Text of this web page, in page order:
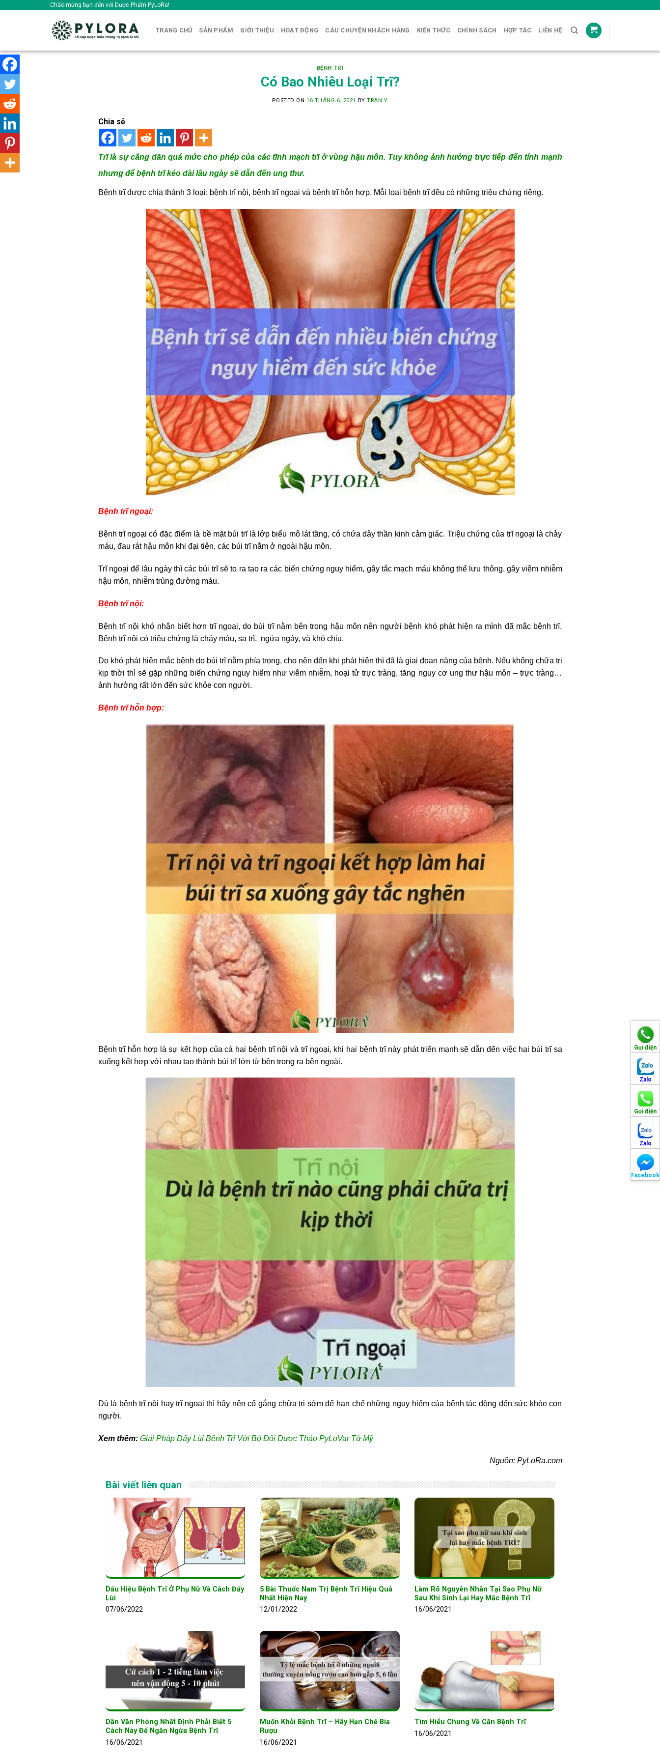
Chào mừng bạn đến với Dược Phẩm PyLoRa!
TRANG CHỦ SẢN PHẨM GIỚI THIỆU HOẠT ĐỘNG CÂU CHUYỆN KHÁCH HÀNG KIẾN THỨC CHÍNH SÁCH HỢP TÁC LIÊN HỆ
Gọi điện
Zalo
Gọi điện
Zalo
Facebook
BỆNH TRĨ
Có Bao Nhiêu Loại Trĩ?
POSTED ON 16 THÁNG 6, 2021 BYTRAN Y
Chia sẻ
Trĩ là sự căng dãn quá mức cho phép của các tĩnh mạch trĩ ở vùng hậu môn. Tuy không ảnh hưởng trực tiếp đến tính mạnh
nhưng để bệnh trĩ kéo dài lâu ngày sẽ dẫn đến ung thư.
Bệnh trĩ được chia thành 3 loại: bệnh trĩ nội, bệnh trĩ ngoại và bệnh trĩ hỗn hợp. Mỗi loại bệnh trĩ đều có những triệu chứng riêng.
Bệnh trĩ ngoại:
Bệnh trĩ ngoại có đặc điểm là bề mặt búi trĩ là lớp biểu mô lát tầng, có chứa dây thần kinh cảm giác. Triệu chứng của trĩ ngoại là chảy
máu, đau rát hậu môn khi đại tiện, các búi trĩ nằm ở ngoài hậu môn.
Trĩ ngoại để lâu ngày thì các búi trĩ sẽ to ra tạo ra các biến chứng nguy hiểm, gây tắc mạch máu không thể lưu thông, gây viêm nhiễm
hậu môn, nhiễm trùng đường máu.
Bệnh trĩ nội:
Bệnh trĩ nội khó nhận biết hơn trĩ ngoại, do búi trĩ nằm bên trong hậu môn nên người bệnh khó phát hiện ra mình đã mắc bệnh trĩ.
Bệnh trĩ nội có triệu chứng là chảy máu, sa trĩ, ngứa ngáy, và khó chịu.
Do khó phát hiện mắc bệnh do búi trĩ nằm phía trong, cho nên đến khi phát hiện thì đã là giai đoạn nặng của bệnh. Nếu không chữa trị
kịp thời thì sẽ gặp những biến chứng nguy hiểm như viêm nhiễm, hoại tử trực tràng, tăng nguy cơ ung thư hậu môn – trực tràng…
ảnh hưởng rất lớn đến sức khỏe con người.
Bệnh trĩ hỗn hợp:
Bệnh trĩ hỗn hợp là sự kết hợp của cả hai bệnh trĩ nội và trĩ ngoại, khi hai bệnh trĩ này phát triển mạnh sẽ dẫn đến việc hai búi trĩ sa
xuống kết hợp với nhau tạo thành búi trĩ lớn từ bên trong ra bên ngoài.
Dù là bệnh trĩ nội hay trĩ ngoại thì hãy nên cố gắng chữa trị sớm để hạn chế những nguy hiểm của bệnh tác động đến sức khỏe con
người.
Xem thêm: Giải Pháp Đẩy Lùi Bệnh Trĩ Với Bộ Đôi Dược Thảo PyLoVar Từ Mỹ
Nguồn: PyLoRa.com
Bài viết liên quan
Dấu Hiệu Bệnh Trĩ Ở Phụ Nữ Và Cách Đẩy
Lùi
07/06/2022
5 Bài Thuốc Nam Trị Bệnh Trĩ Hiệu Quả
Nhất Hiện Nay
12/01/2022
Làm Rõ Nguyên Nhân Tại Sao Phụ Nữ
Sau Khi Sinh Lại Hay Mắc Bệnh Trĩ
16/06/2021
Dân Văn Phòng Nhất Định Phải Biết 5
Cách Này Để Ngăn Ngừa Bệnh Trĩ
16/06/2021
Muốn Khỏi Bệnh Trĩ – Hãy Hạn Chế Bia
Rượu
16/06/2021
Tìm Hiểu Chung Về Căn Bệnh Trĩ
16/06/2021